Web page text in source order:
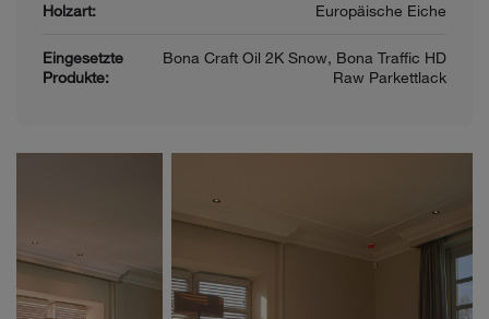
Holzart: Europäische Eiche
Eingesetzte
Produkte:
Bona Craft Oil 2K Snow, Bona Traffic HD
Raw Parkettlack